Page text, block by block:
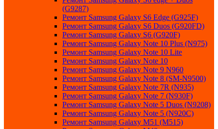
(G9287)
Ремонт Samsung Galaxy S6 Edge (G925F)
Ремонт Samsung Galaxy S6 Duos (G920FD)
Ремонт Samsung Galaxy S6 (G920F)
Ремонт Samsung Galaxy Note 10 Plus (N975)
Ремонт Samsung Galaxy Note 10 Lite
Ремонт Samsung Galaxy Note 10
Ремонт Samsung Galaxy Note 9 N960
Ремонт Samsung Galaxy Note 8 (SM-N9500)
Ремонт Samsung Galaxy Note 7R (N935)
Ремонт Samsung Galaxy Note 7 (N930F)
Ремонт Samsung Galaxy Note 5 Duos (N9208)
Ремонт Samsung Galaxy Note 5 (N920C)
Ремонт Samsung Galaxy M51 (M515)